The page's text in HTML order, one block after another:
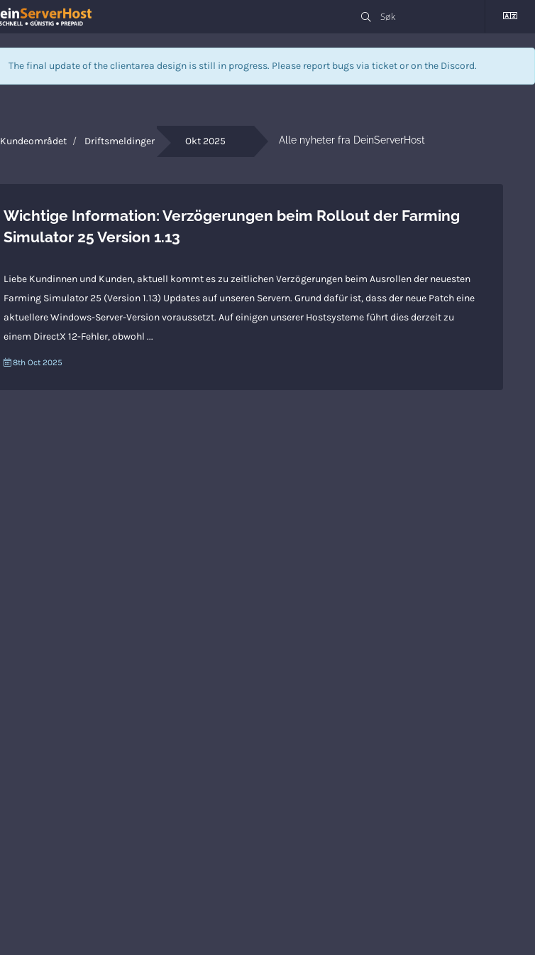
The final update of the clientarea design is still in progress. Please report bugs via ticketor on the Discord.
Kundeområdet Driftsmeldinger Okt 2025 Alle nyheter fra DeinServerHost
Wichtige Information: Verzögerungen beim Rollout der Farming
Simulator 25 Version 1.13
Liebe Kundinnen und Kunden, aktuell kommt es zu zeitlichen Verzögerungen beim Ausrollen der neuesten
Farming Simulator 25 (Version 1.13) Updates auf unseren Servern. Grund dafür ist, dass der neue Patch eine
aktuellere Windows-Server-Version voraussetzt. Auf einigen unserer Hostsysteme führt dies derzeit zu
einem DirectX 12-Fehler, obwohl ...
8th Oct 2025